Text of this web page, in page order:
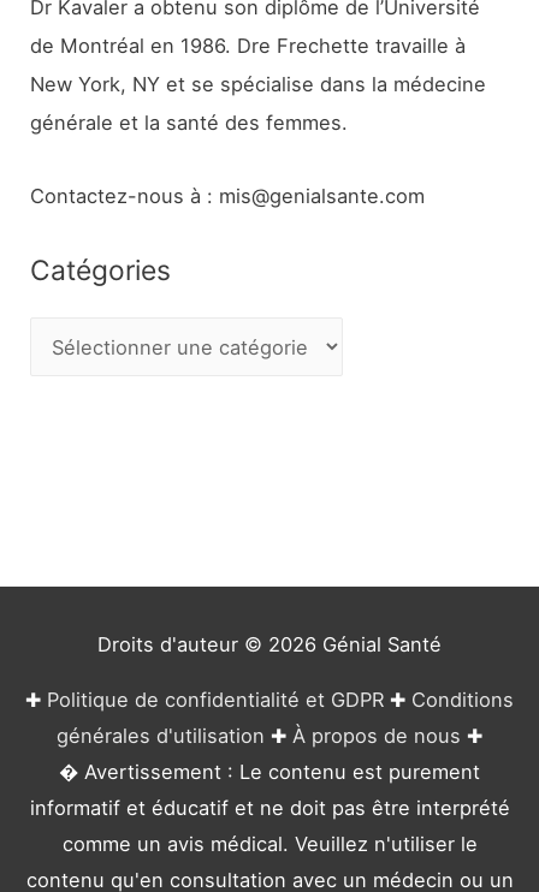
Dr Kavaler a obtenu son diplôme de l’Université
de Montréal en 1986. Dre Frechette travaille à
New York, NY et se spécialise dans la médecine
générale et la santé des femmes.
Contactez-nous à : mis@genialsante.com
Catégories
Droits d'auteur © 2026 Génial Santé
✚ Politique de confidentialité et GDPR ✚ Conditions
générales d'utilisation ✚ À propos de nous ✚
� Avertissement : Le contenu est purement
informatif et éducatif et ne doit pas être interprété
comme un avis médical. Veuillez n'utiliser le
contenu qu'en consultation avec un médecin ou un